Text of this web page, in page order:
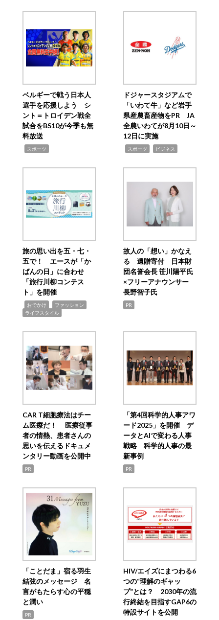
ベルギーで戦う日本人
選手を応援しよう シ
ント＝トロイデン戦全
試合をBS10が今季も無
料放送
スポーツ
ドジャースタジアムで
「いわて牛」など岩手
県産農畜産物をPR JA
全農いわてが8月10日～
12日に実施
スポーツ ビジネス
旅の思い出を五・七・
五で！ エースが「か
ばんの日」に合わせ
「旅行川柳コンテス
ト」を開催
おでかけ ファッション
ライフスタイル
故人の「想い」かなえ
る 遺贈寄付 日本財
団名誉会長 笹川陽平氏
×フリーアナウンサー
長野智子氏
PR
CAR T細胞療法はチー
ム医療だ！ 医療従事
者の情熱、患者さんの
思いを伝えるドキュメ
ンタリー動画を公開中
PR
「第4回科学的人事アワ
ード2025」を開催 デ
ータとAIで変わる人事
戦略 科学的人事の最
新事例
PR
「ことだま」宿る羽生
結弦のメッセージ 名
言がもたらす心の平穏
と潤い
PR
HIV/エイズにまつわる6
つの“理解のギャッ
プ”とは？ 2030年の流
行終結を目指すGAP6の
特設サイトを公開